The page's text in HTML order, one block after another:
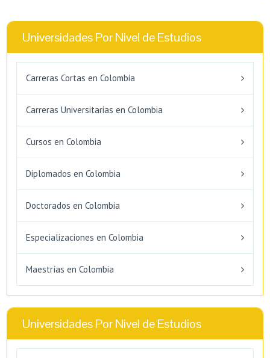
Universidades Por Nivel de Estudios
Carreras Cortas en Colombia
Carreras Universitarias en Colombia
Cursos en Colombia
Diplomados en Colombia
Doctorados en Colombia
Especializaciones en Colombia
Maestrías en Colombia
Universidades Por Nivel de Estudios